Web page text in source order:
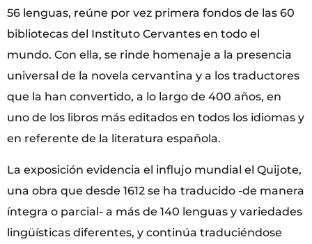
56 lenguas, reúne por vez primera fondos de las 60
bibliotecas del Instituto Cervantes en todo el
mundo. Con ella, se rinde homenaje a la presencia
universal de la novela cervantina y a los traductores
que la han convertido, a lo largo de 400 años, en
uno de los libros más editados en todos los idiomas y
en referente de la literatura española.
La exposición evidencia el influjo mundial el Quijote,
una obra que desde 1612 se ha traducido -de manera
íntegra o parcial- a más de 140 lenguas y variedades
lingüísticas diferentes, y continúa traduciéndose